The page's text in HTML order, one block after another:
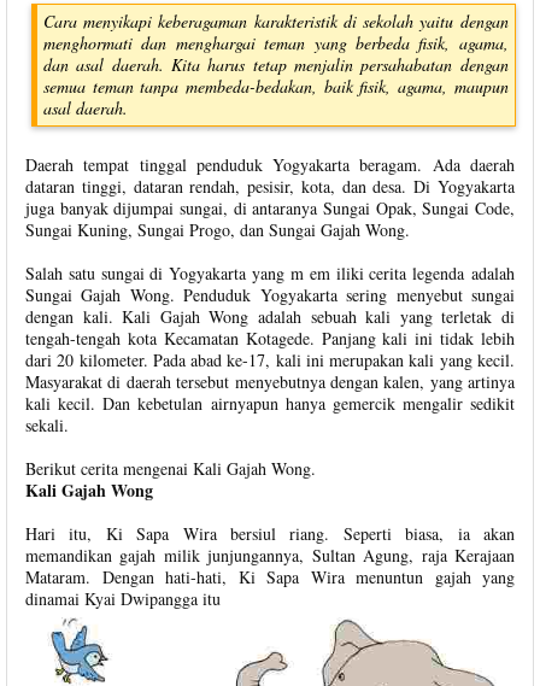
Cara menyikapi keberagaman karakteristik di sekolah yaitu dengan
menghormati dan menghargai teman yang berbeda fisik, agama,
dan asal daerah. Kita harus tetap menjalin persahabatan dengan
semua teman tanpa membeda-bedakan, baik fisik, agama, maupun
asal daerah.
Daerah tempat tinggal penduduk Yogyakarta beragam. Ada daerah
dataran tinggi, dataran rendah, pesisir, kota, dan desa. Di Yogyakarta
juga banyak dijumpai sungai, di antaranya Sungai Opak, Sungai Code,
Sungai Kuning, Sungai Progo, dan Sungai Gajah Wong.
Salah satu sungai di Yogyakarta yang m em iliki cerita legenda adalah
Sungai Gajah Wong. Penduduk Yogyakarta sering menyebut sungai
dengan kali. Kali Gajah Wong adalah sebuah kali yang terletak di
tengah-tengah kota Kecamatan Kotagede. Panjang kali ini tidak lebih
dari 20 kilometer. Pada abad ke-17, kali ini merupakan kali yang kecil.
Masyarakat di daerah tersebut menyebutnya dengan kalen, yang artinya
kali kecil. Dan kebetulan airnyapun hanya gemercik mengalir sedikit
sekali.
Berikut cerita mengenai Kali Gajah Wong.
Kali Gajah Wong
Hari itu, Ki Sapa Wira bersiul riang. Seperti biasa, ia akan
memandikan gajah milik junjungannya, Sultan Agung, raja Kerajaan
Mataram. Dengan hati-hati, Ki Sapa Wira menuntun gajah yang
dinamai Kyai Dwipangga itu